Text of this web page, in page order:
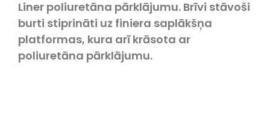
Liner poliuretāna pārklājumu. Brīvi stāvoši
burti stiprināti uz finiera saplākšņa
platformas, kura arī krāsota ar
poliuretāna pārklājumu.